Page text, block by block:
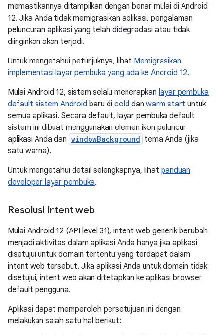
memastikannya ditampilkan dengan benar mulai di Android
12. Jika Anda tidak memigrasikan aplikasi, pengalaman
peluncuran aplikasi yang telah didegradasi atau tidak
diinginkan akan terjadi.
Untuk mengetahui petunjuknya, lihat Memigrasikan
implementasi layar pembuka yang ada ke Android 12.
Mulai Android 12, sistem selalu menerapkan layar pembuka
default sistem Android baru di cold dan warm start untuk
semua aplikasi. Secara default, layar pembuka default
sistem ini dibuat menggunakan elemen ikon peluncur
aplikasi Anda dan windowBackground tema Anda (jika
satu warna).
Untuk mengetahui detail selengkapnya, lihat panduan
developer layar pembuka.
Resolusi intent web
Mulai Android 12 (API level 31), intent web generik berubah
menjadi aktivitas dalam aplikasi Anda hanya jika aplikasi
disetujui untuk domain tertentu yang terdapat dalam
intent web tersebut. Jika aplikasi Anda untuk domain tidak
disetujui, intent web akan ditetapkan ke aplikasi browser
default pengguna.
Aplikasi dapat memperoleh persetujuan ini dengan
melakukan salah satu hal berikut: